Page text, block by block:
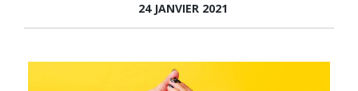
24 JANVIER 2021